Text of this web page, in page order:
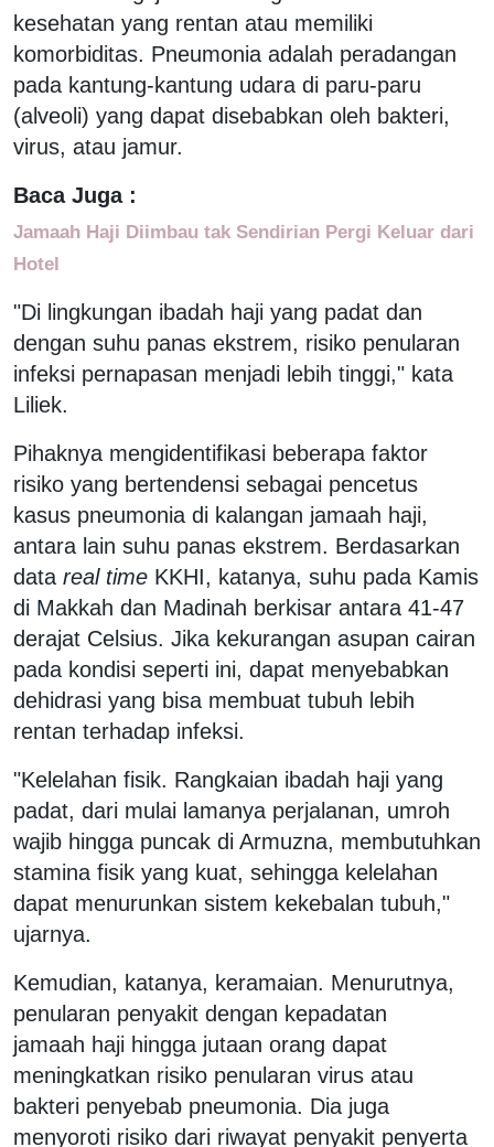
kesehatan yang rentan atau memiliki
komorbiditas. Pneumonia adalah peradangan
pada kantung-kantung udara di paru-paru
(alveoli) yang dapat disebabkan oleh bakteri,
virus, atau jamur.
Baca Juga :
Jamaah Haji Diimbau tak Sendirian Pergi Keluar dari
Hotel
"Di lingkungan ibadah haji yang padat dan
dengan suhu panas ekstrem, risiko penularan
infeksi pernapasan menjadi lebih tinggi," kata
Liliek.
Pihaknya mengidentifikasi beberapa faktor
risiko yang bertendensi sebagai pencetus
kasus pneumonia di kalangan jamaah haji,
antara lain suhu panas ekstrem. Berdasarkan
data real time KKHI, katanya, suhu pada Kamis
di Makkah dan Madinah berkisar antara 41-47
derajat Celsius. Jika kekurangan asupan cairan
pada kondisi seperti ini, dapat menyebabkan
dehidrasi yang bisa membuat tubuh lebih
rentan terhadap infeksi.
"Kelelahan fisik. Rangkaian ibadah haji yang
padat, dari mulai lamanya perjalanan, umroh
wajib hingga puncak di Armuzna, membutuhkan
stamina fisik yang kuat, sehingga kelelahan
dapat menurunkan sistem kekebalan tubuh,"
ujarnya.
Kemudian, katanya, keramaian. Menurutnya,
penularan penyakit dengan kepadatan
jamaah haji hingga jutaan orang dapat
meningkatkan risiko penularan virus atau
bakteri penyebab pneumonia. Dia juga
menyoroti risiko dari riwayat penyakit penyerta